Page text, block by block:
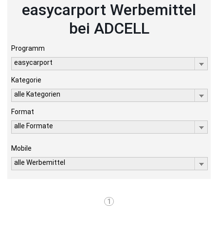
easycarport Werbemittel
bei ADCELL
Programm
easycarport
Kategorie
alle Kategorien
Format
alle Formate
Mobile
alle Werbemittel
1